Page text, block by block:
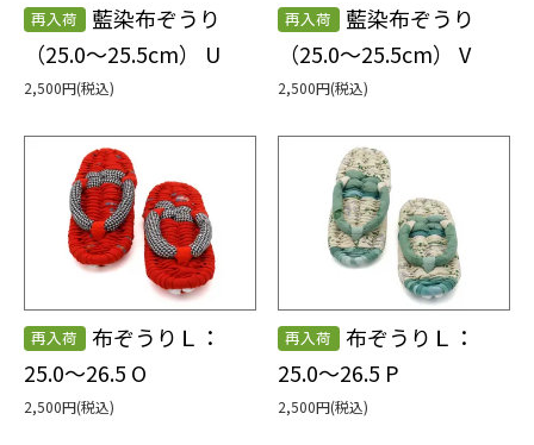
再入荷
藍染布ぞうり
（25.0～25.5cm） U
2,500円(税込)
再入荷
藍染布ぞうり
（25.0～25.5cm） V
2,500円(税込)
再入荷
布ぞうりＬ：
25.0～26.5 O
2,500円(税込)
再入荷
布ぞうりＬ：
25.0～26.5 P
2,500円(税込)